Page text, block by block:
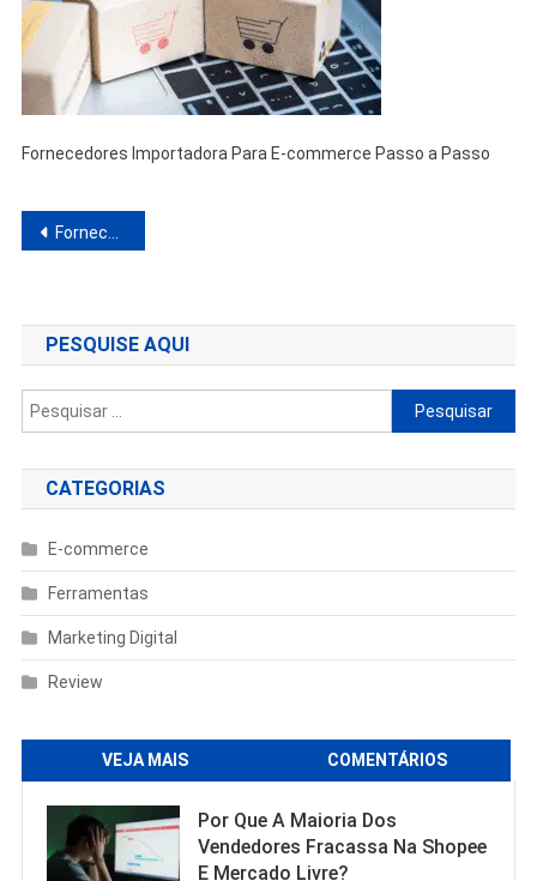
Fornecedores Importadora Para E-commerce Passo a Passo
Navegação
Post
Fornecedores Importadora Para E-commerce Passo a Passo
PESQUISE AQUI
Pesquisar
por:
CATEGORIAS
E-commerce
Ferramentas
Marketing Digital
Review
VEJA MAIS COMENTÁRIOS
Por Que A Maioria Dos
Vendedores Fracassa Na Shopee
E Mercado Livre?